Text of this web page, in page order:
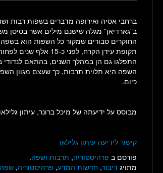
ברחבי אסיה ואירופה מדברים בשפות רבות
ב”גארדיאן” מגלה שישנם מילים אשר בסיסן
החוקרים סבורים שמקור כל השפות הוא
תקופת עידן הקרח,
התפלגו גם הן במהלך השנים, בהתאם לנדודי
השפה היא תלוית תרבות, כך שעצם מגוון
כיום.
מבוסס על ידיעתה של מיכל ברונר, עיתון גלילאו מ”ס 178,
קישור לידיעה-עיתון גלילאו
פורסם ב פרהיסטוריה, תרבות ושפה.
מתויג דיבור, חדשות המדע, פרהיסטוריה, שפה